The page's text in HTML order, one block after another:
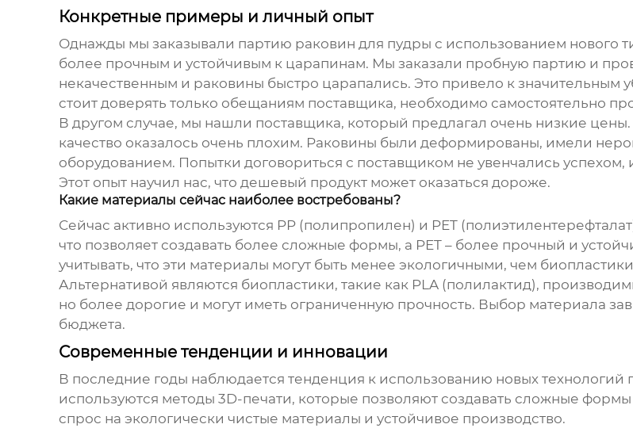
Конкретные примеры и личный опыт
Однажды мы заказывали партию раковин для пудры с использованием нового
более прочным и устойчивым к царапинам. Мы заказали пробную партию и
некачественным и раковины быстро царапались. Это привело к значительным
стоит доверять только обещаниям поставщика, необходимо самостоятельно
В другом случае, мы нашли поставщика, который предлагал очень низкие
качество оказалось очень плохим. Раковины были деформированы, имели
оборудованием. Попытки договориться с поставщиком не увенчались
Этот опыт научил нас, что дешевый продукт может оказаться дороже.
Какие материалы сейчас наиболее востребованы?
Сейчас активно используются PP (полипропилен) и PET
что позволяет создавать более сложные формы, а PET – более прочный и
учитывать, что эти материалы могут быть менее экологичными, чем
Альтернативой являются биопластики, такие как PLA (полилактид),
но более дорогие и могут иметь ограниченную прочность. Выбор материала
бюджета.
Современные тенденции и инновации
В последние годы наблюдается тенденция к использованию новых технологий
используются методы 3D-печати, которые позволяют создавать сложные
спрос на экологически чистые материалы и устойчивое производство.